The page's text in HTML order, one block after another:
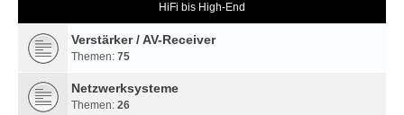
HiFi bis High-End
Verstärker / AV-Receiver
Themen: 75
Netzwerksysteme
Themen: 26